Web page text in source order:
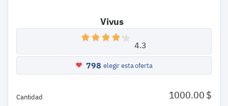
Vivus
4.3
798 elegir esta oferta
Cantidad 1000.00 $